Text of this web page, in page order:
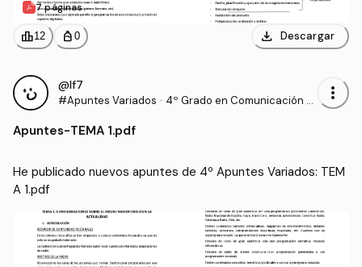
7 páginas
leaderboard12 personal_bag 0 download Descargar
@lf7
#Apuntes Variados · 4º Grado en Comunicación A
more_vert
Apuntes-TEMA 1.pdf
He publicado nuevos apuntes de 4º Apuntes Variados: TEM
A 1.pdf